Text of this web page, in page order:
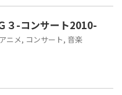
３-コンサート2010-
アニメ, コンサート, 音楽